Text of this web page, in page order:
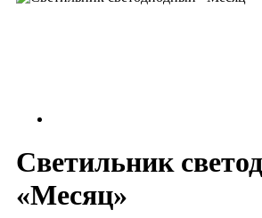
Светильник
«Месяц»